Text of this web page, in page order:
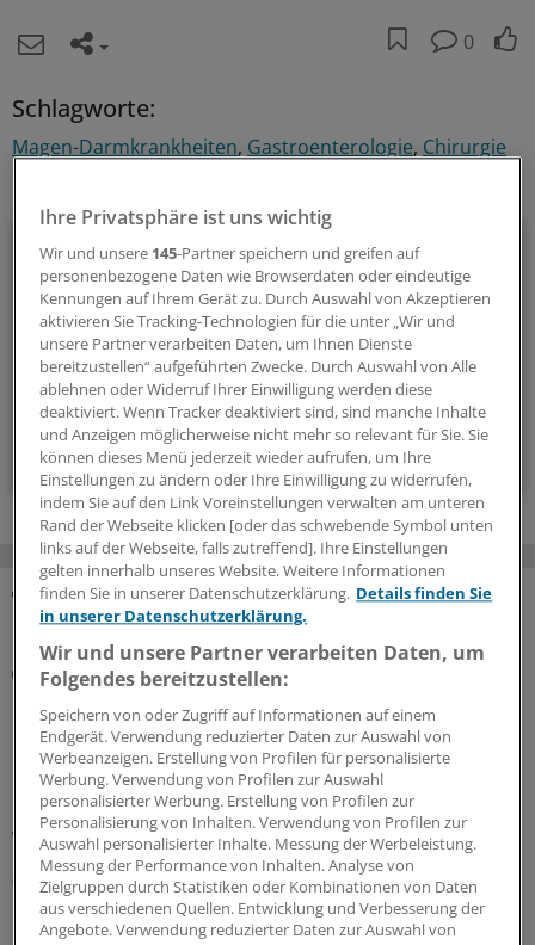
0
Schlagworte:
Magen-Darmkrankheiten Gastroenterologie Chirurgie
Gastroenterologie
Wissenswertes aus der Gastroenterologie finden Sie in
diesem Newsletter regelmäßig kompakt zusammengestellt.
alle 3 Wochen (Donnerstag)
Zum Abonnieren bitte anmelden
MEHR ZUM THEMA
Wässriger Durchfall
Cyclosporiasis-Ausbruch in USA – mehr als 10.000
bestätigte Fälle
In den USA nehmen Fälle der Magen-Darm-Erkrankung
Cyclosporiasis kein Ende. Bereits Hunderte
Krankenhausaufenthalte hat der Parasit verursacht. Im
Verdacht steht ein unscheinbares Lebensmittel.
05.08.2026
Ihre Privatsphäre ist uns wichtig
Wir und unsere 145-Partner speichern und greifen auf
personenbezogene Daten wie Browserdaten oder eindeutige
Kennungen auf Ihrem Gerät zu. Durch Auswahl von Akzeptieren
aktivieren Sie Tracking-Technologien für die unter „Wir und
unsere Partner verarbeiten Daten, um Ihnen Dienste
bereitzustellen“ aufgeführten Zwecke. Durch Auswahl von Alle
ablehnen oder Widerruf Ihrer Einwilligung werden diese
deaktiviert. Wenn Tracker deaktiviert sind, sind manche Inhalte
und Anzeigen möglicherweise nicht mehr so relevant für Sie. Sie
können dieses Menü jederzeit wieder aufrufen, um Ihre
Einstellungen zu ändern oder Ihre Einwilligung zu widerrufen,
indem Sie auf den Link Voreinstellungen verwalten am unteren
Rand der Webseite klicken [oder das schwebende Symbol unten
links auf der Webseite, falls zutreffend]. Ihre Einstellungen
gelten innerhalb unseres Website. Weitere Informationen
finden Sie in unserer Datenschutzerklärung. Details finden Sie
in unserer Datenschutzerklärung.
Wir und unsere Partner verarbeiten Daten, um
Folgendes bereitzustellen:
Speichern von oder Zugriff auf Informationen auf einem
Endgerät. Verwendung reduzierter Daten zur Auswahl von
Werbeanzeigen. Erstellung von Profilen für personalisierte
Werbung. Verwendung von Profilen zur Auswahl
personalisierter Werbung. Erstellung von Profilen zur
Personalisierung von Inhalten. Verwendung von Profilen zur
Auswahl personalisierter Inhalte. Messung der Werbeleistung.
Messung der Performance von Inhalten. Analyse von
Zielgruppen durch Statistiken oder Kombinationen von Daten
aus verschiedenen Quellen. Entwicklung und Verbesserung der
Angebote. Verwendung reduzierter Daten zur Auswahl von